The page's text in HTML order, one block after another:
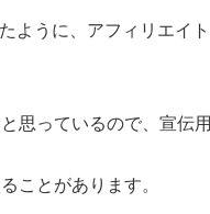
ように、アフィリエイ
思っているので、宣伝
ことがあります。